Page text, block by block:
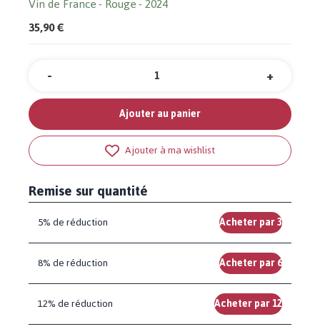
35,90 €
Quantité +
-
Ajouter au panier
Ajouter à ma wishlist
Remise sur quantité
5% de réduction Acheter par 3
8% de réduction Acheter par 6
12% de réduction Acheter par 12